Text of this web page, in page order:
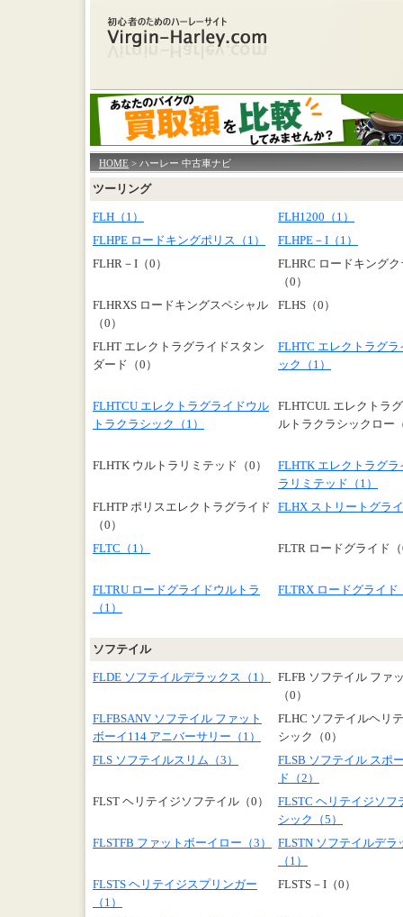
HOME > ハーレー 中古車ナビ
ツーリング
FLH（1）
FLH1200（1）
FLHPE ロードキングポリス（1）
FLHPE－I（1）
FLHR－I（0）
FLHRC ロードキング
（0）
FLHRXS ロードキングスペシャル
（0）
FLHS（0）
FLHT エレクトラグライドスタン
ダード（0）
FLHTC エレクトラグ
ック（1）
FLHTCU エレクトラグライドウル
トラクラシック（1）
FLHTCUL エレクトラ
ルトラクラシックロー
FLHTK ウルトラリミテッド（0）
FLHTK エレクトラグラ
ラリミテッド（1）
FLHTP ポリスエレクトラグライド
（0）
FLHX ストリートグラ
FLTC（1） FLTR ロードグライド
FLTRU ロードグライドウルトラ
（1）
FLTRX ロードグライド
ソフテイル
FLDE ソフテイルデラックス（1）
FLFB ソフテイル ファ
（0）
FLFBSANV ソフテイル ファット
ボーイ114 アニバーサリー（1）
FLHC ソフテイルヘリ
シック（0）
FLS ソフテイルスリム（3）
FLSB ソフテイル スポ
ド（2）
FLST ヘリテイジソフテイル（0）
FLSTC ヘリテイジソフ
シック（5）
FLSTFB ファットボーイロー（3）
FLSTN ソフテイルデラ
（1）
FLSTS ヘリテイジスプリンガー
（1）
FLSTS－I（0）